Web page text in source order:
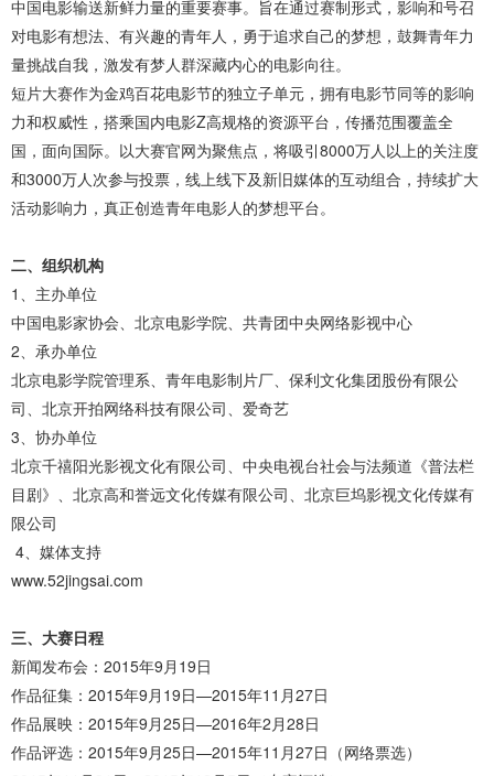
中国电影输送新鲜力量的重要赛事。旨在通过赛制形式，影响和号召
对电影有想法、有兴趣的青年人，勇于追求自己的梦想，鼓舞青年力
量挑战自我，激发有梦人群深藏内心的电影向往。
短片大赛作为金鸡百花电影节的独立子单元，拥有电影节同等的影响
力和权威性，搭乘国内电影Z高规格的资源平台，传播范围覆盖全
国，面向国际。以大赛官网为聚焦点，将吸引8000万人以上的关注度
和3000万人次参与投票，线上线下及新旧媒体的互动组合，持续扩大
活动影响力，真正创造青年电影人的梦想平台。
二、组织机构
1、主办单位
中国电影家协会、北京电影学院、共青团中央网络影视中心
2、承办单位
北京电影学院管理系、青年电影制片厂、保利文化集团股份有限公
司、北京开拍网络科技有限公司、爱奇艺
3、协办单位
北京千禧阳光影视文化有限公司、中央电视台社会与法频道《普法栏
目剧》、北京高和誉远文化传媒有限公司、北京巨坞影视文化传媒有
限公司
4、媒体支持
www.52jingsai.com
三、大赛日程
新闻发布会：2015年9月19日
作品征集：2015年9月19日—2015年11月27日
作品展映：2015年9月25日—2016年2月28日
作品评选：2015年9月25日—2015年11月27日（网络票选）